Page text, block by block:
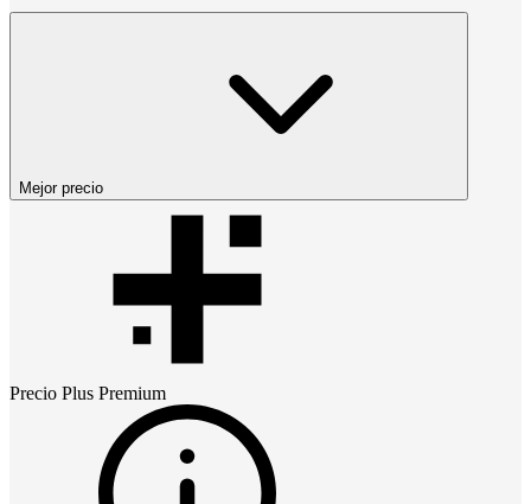
Mejor precio
Precio Plus Premium